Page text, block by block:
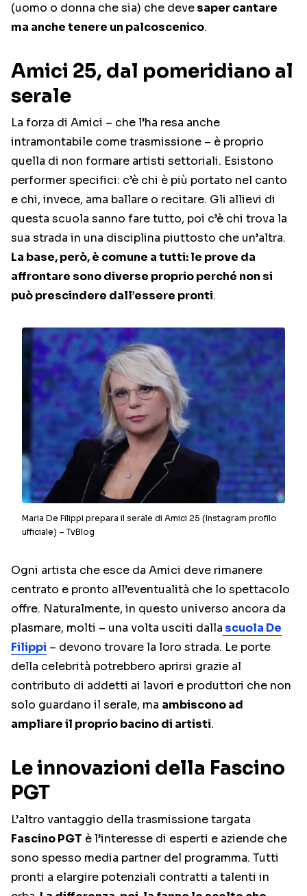
(uomo o donna che sia) che devesaper cantare
ma anche tenere un palcoscenico.
Amici 25, dal pomeridiano al
serale
La forza di Amici – che l’ha resa anche
intramontabile come trasmissione – è proprio
quella di non formare artisti settoriali. Esistono
performer specifici: c’è chi è più portato nel canto
e chi, invece, ama ballare o recitare. Gli allievi di
questa scuola sanno fare tutto, poi c’è chi trova la
sua strada in una disciplina piuttosto che un’altra.
La base, però, è comune a tutti: le prove da
affrontare sono diverse proprio perché non si
può prescindere dall’essere pronti.
Maria De Filippi prepara il serale di Amici 25 (Instagram profilo
ufficiale) – TvBlog
Ogni artista che esce da Amici deve rimanere
centrato e pronto all’eventualità che lo spettacolo
offre. Naturalmente, in questo universo ancora da
plasmare, molti – una volta usciti dalla scuola De
Filippi – devono trovare la loro strada. Le porte
della celebrità potrebbero aprirsi grazie al
contributo di addetti ai lavori e produttori che non
solo guardano il serale, ma ambiscono ad
ampliare il proprio bacino di artisti.
Le innovazioni della Fascino
PGT
L’altro vantaggio della trasmissione targata
Fascino PGT è l’interesse di esperti e aziende che
sono spesso media partner del programma. Tutti
pronti a elargire potenziali contratti a talenti in